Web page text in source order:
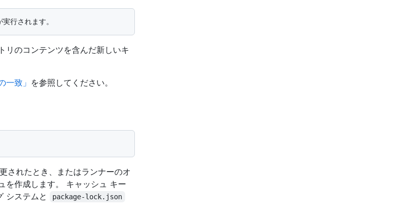
リのコンテンツを含んだ新しいキ
一致」 を参照してください。
されたとき、またはランナーのオ
を作成します。 キャッシュ キー
システムと
package-lock.json